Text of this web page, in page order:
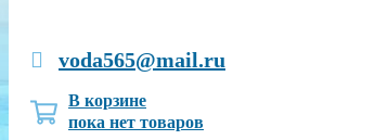
voda565@mail.ru
В корзине
пока нет товаров